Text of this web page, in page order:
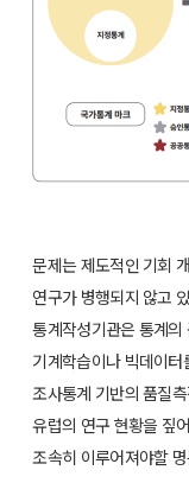
문제는 제도적인 기회
연구가 병행되지 않고
통계작성기관은 통계
기계학습이나 빅데이
조사통계 기반의 품질
유럽의 연구 현황을 짚
조속히 이루어져야할